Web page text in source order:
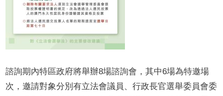
諮詢期內特區政府將舉辦8場諮詢會，其中6場為特邀場
次，邀請對象分別有立法會議員、行政長官選舉委員會委